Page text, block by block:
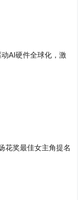
AI硬件全球化，激
花奖最佳女主角提名